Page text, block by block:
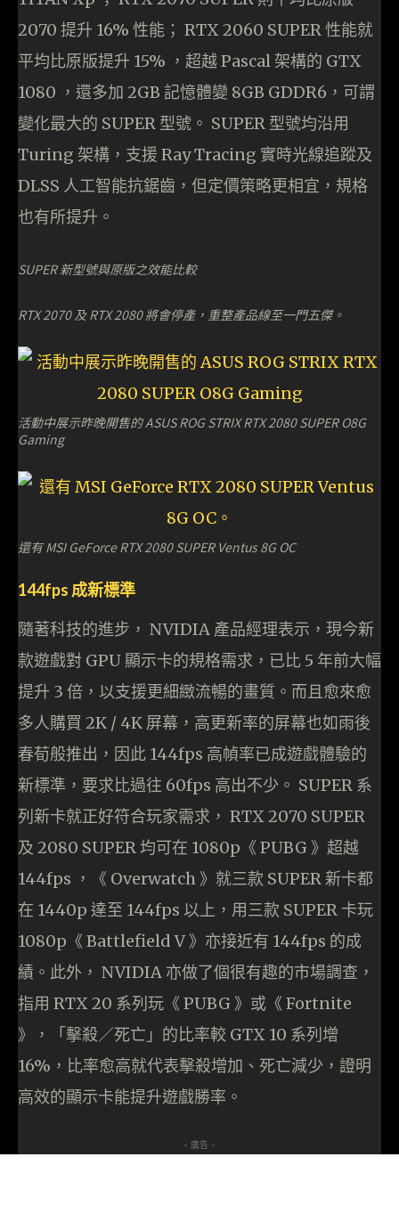
2070 提升 16% 性能； RTX 2060 SUPER 性能就
平均比原版提升 15% ，超越 Pascal 架構的 GTX
1080 ，還多加 2GB 記憶體變 8GB GDDR6，可謂
變化最大的 SUPER 型號。 SUPER 型號均沿用
Turing 架構，支援 Ray Tracing 實時光線追蹤及
DLSS 人工智能抗鋸齒，但定價策略更相宜，規格
也有所提升。
SUPER 新型號與原版之效能比較
RTX 2070 及 RTX 2080 將會停產，重整產品線至一門五傑。
活動中展示昨晚開售的 ASUS ROG STRIX RTX 2080 SUPER O8G
Gaming
還有 MSI GeForce RTX 2080 SUPER Ventus 8G OC
144fps 成新標準
隨著科技的進步， NVIDIA 產品經理表示，現今新
款遊戲對 GPU 顯示卡的規格需求，已比 5 年前大幅
提升 3 倍，以支援更細緻流暢的畫質。而且愈來愈
多人購買 2K / 4K 屏幕，高更新率的屏幕也如雨後
春荀般推出，因此 144fps 高幀率已成遊戲體驗的
新標準，要求比過往 60fps 高出不少。 SUPER 系
列新卡就正好符合玩家需求， RTX 2070 SUPER
及 2080 SUPER 均可在 1080p《 PUBG 》超越
144fps ，《 Overwatch 》就三款 SUPER 新卡都
在 1440p 達至 144fps 以上，用三款 SUPER 卡玩
1080p《 Battlefield V 》亦接近有 144fps 的成
績。此外， NVIDIA 亦做了個很有趣的市場調查，
指用 RTX 20 系列玩《 PUBG 》或《 Fortnite
》，「擊殺／死亡」的比率較 GTX 10 系列增
16%，比率愈高就代表擊殺增加、死亡減少，證明
高效的顯示卡能提升遊戲勝率。
- 廣告 -